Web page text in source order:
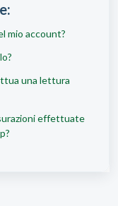
mio account?
una lettura
effettuate